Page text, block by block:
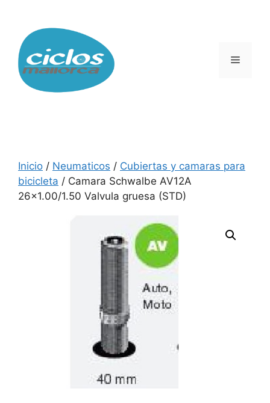
contenido
Menú
Inicio / Neumaticos / Cubiertas y camaras para
bicicleta / Camara Schwalbe AV12A
26×1.00/1.50 Valvula gruesa (STD)